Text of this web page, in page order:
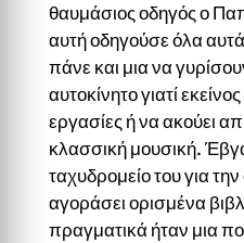
θαυμάσιος οδηγός ο
αυτή οδηγούσε όλα
πάνε και μια να
αυτοκίνητο γιατί
εργασίες ή να ακούει
κλασσική μουσική.
ταχυδρομείο του για
αγοράσει ορισμένα
πραγματικά ήταν μια